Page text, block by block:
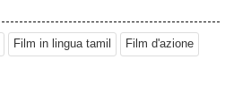
Film in lingua tamil Film d'azione